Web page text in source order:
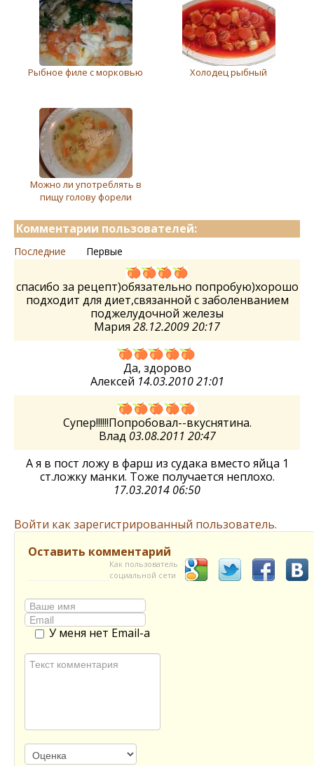
Рыбное филе с морковью Холодец рыбный
Можно ли употреблять в
пищу голову форели
Комментарии пользователей:
Последние Первые
спасибо за рецепт)обязательно попробую)хорошо
подходит для диет,связанной с заболенванием
поджелудочной железы
Мария 28.12.2009 20:17
Да, здорово
Алексей 14.03.2010 21:01
Супер!!!!!!Попробовал--вкуснятина.
Влад 03.08.2011 20:47
А я в пост ложу в фарш из судака вместо яйца 1
ст.ложку манки. Тоже получается неплохо.
17.03.2014 06:50
Войти как зарегистрированный пользователь.
Оставить комментарий
Как пользователь
социальной сети
У меня нет Email-а